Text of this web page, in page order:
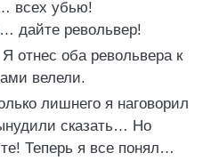
всех убью!
дайте револьвер!
Я отнес оба револьвера к
велели.
лишнего я наговорил
сказать… Но
Теперь я все понял…